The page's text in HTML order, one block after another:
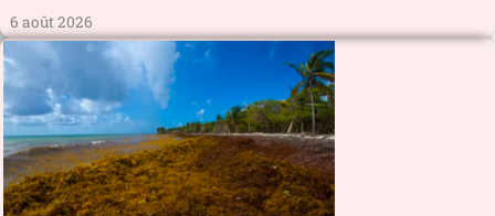
6 août 2026